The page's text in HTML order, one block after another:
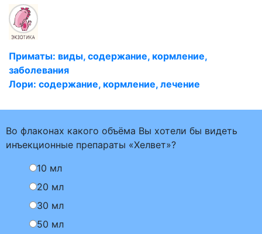
Приматы: виды, содержание, кормление,
заболевания
Лори: содержание, кормление, лечение
Во флаконах какого объёма Вы хотели бы видеть
инъекционные препараты «Хелвет»?
10 мл
20 мл
30 мл
50 мл